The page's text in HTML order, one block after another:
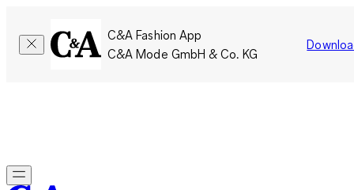
C&A Fashion App
C&A Mode GmbH & Co. KG